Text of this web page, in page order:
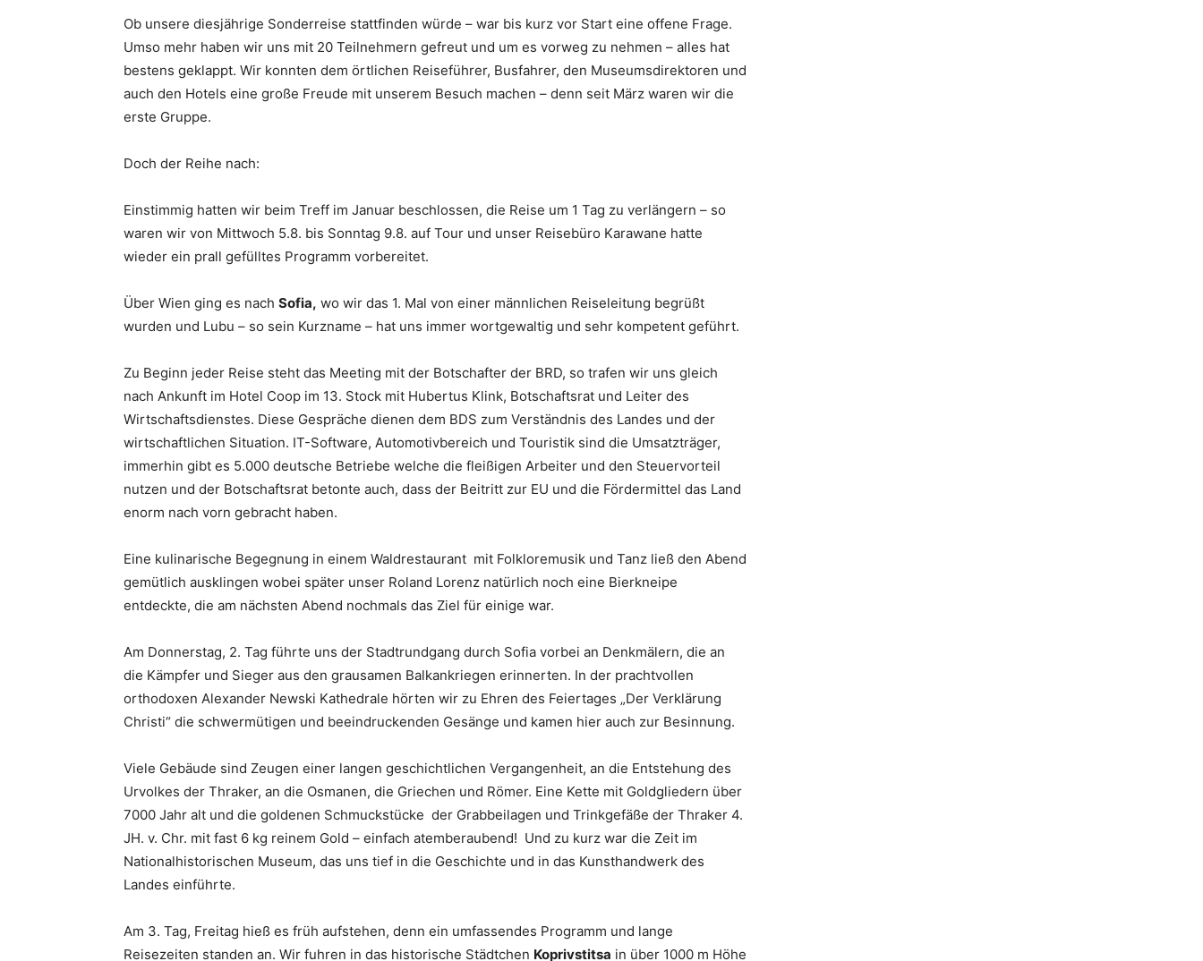
Württemberg
Ob unsere diesjährige Sonderreise stattfinden würde – war bis kurz vor Start eine offene Frage.
Umso mehr haben wir uns mit 20 Teilnehmern gefreut und um es vorweg zu nehmen – alles hat
bestens geklappt. Wir konnten dem örtlichen Reiseführer, Busfahrer, den Museumsdirektoren und
auch den Hotels eine große Freude mit unserem Besuch machen – denn seit März waren wir die
erste Gruppe.
Doch der Reihe nach:
Einstimmig hatten wir beim Treff im Januar beschlossen, die Reise um 1 Tag zu verlängern – so
waren wir von Mittwoch 5.8. bis Sonntag 9.8. auf Tour und unser Reisebüro Karawane hatte
wieder ein prall gefülltes Programm vorbereitet.
Über Wien ging es nach Sofia, wo wir das 1. Mal von einer männlichen Reiseleitung begrüßt
wurden und Lubu – so sein Kurzname – hat uns immer wortgewaltig und sehr kompetent geführt.
Zu Beginn jeder Reise steht das Meeting mit der Botschafter der BRD, so trafen wir uns gleich
nach Ankunft im Hotel Coop im 13. Stock mit Hubertus Klink, Botschaftsrat und Leiter des
Wirtschaftsdienstes. Diese Gespräche dienen dem BDS zum Verständnis des Landes und der
wirtschaftlichen Situation. IT-Software, Automotivbereich und Touristik sind die Umsatzträger,
immerhin gibt es 5.000 deutsche Betriebe welche die fleißigen Arbeiter und den Steuervorteil
nutzen und der Botschaftsrat betonte auch, dass der Beitritt zur EU und die Fördermittel das Land
enorm nach vorn gebracht haben.
Eine kulinarische Begegnung in einem Waldrestaurant mit Folkloremusik und Tanz ließ den Abend
gemütlich ausklingen wobei später unser Roland Lorenz natürlich noch eine Bierkneipe
entdeckte, die am nächsten Abend nochmals das Ziel für einige war.
Am Donnerstag, 2. Tag führte uns der Stadtrundgang durch Sofia vorbei an Denkmälern, die an
die Kämpfer und Sieger aus den grausamen Balkankriegen erinnerten. In der prachtvollen
orthodoxen Alexander Newski Kathedrale hörten wir zu Ehren des Feiertages „Der Verklärung
Christi“ die schwermütigen und beeindruckenden Gesänge und kamen hier auch zur Besinnung.
Viele Gebäude sind Zeugen einer langen geschichtlichen Vergangenheit, an die Entstehung des
Urvolkes der Thraker, an die Osmanen, die Griechen und Römer. Eine Kette mit Goldgliedern über
7000 Jahr alt und die goldenen Schmuckstücke der Grabbeilagen und Trinkgefäße der Thraker 4.
JH. v. Chr. mit fast 6 kg reinem Gold – einfach atemberaubend! Und zu kurz war die Zeit im
Nationalhistorischen Museum, das uns tief in die Geschichte und in das Kunsthandwerk des
Landes einführte.
Am 3. Tag, Freitag hieß es früh aufstehen, denn ein umfassendes Programm und lange
Reisezeiten standen an. Wir fuhren in das historische Städtchen Koprivstitsa in über 1000 m Höhe